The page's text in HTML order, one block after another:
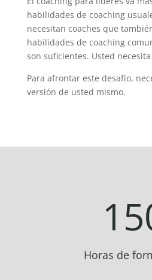
habilidades de coaching
necesitan coaches que
habilidades de coaching
son suficientes. Usted
Para afrontar este desafío,
versión de usted mismo.
Horas de